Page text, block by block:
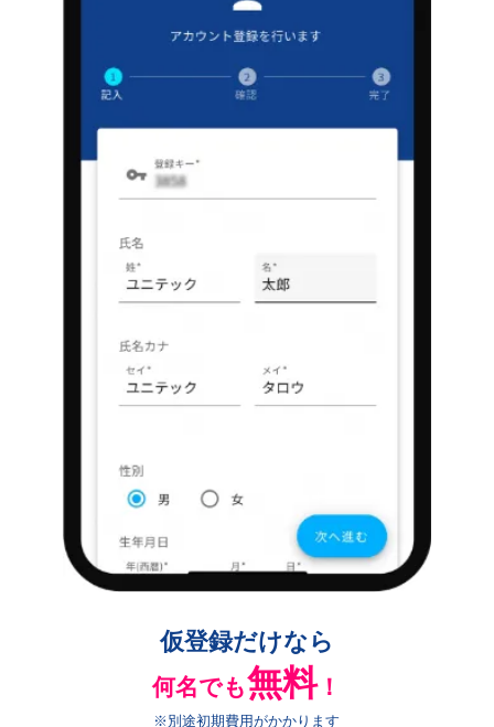
仮登録だけなら
何名でも無料！
※別途初期費用がかかります